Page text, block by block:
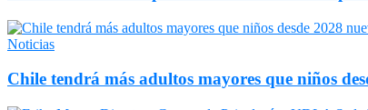
Noticias
Chile tendrá más adultos mayores que niños